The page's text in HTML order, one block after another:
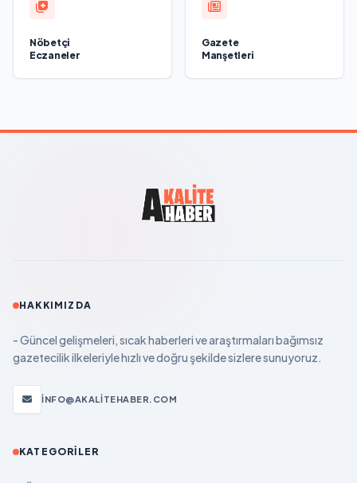
Nöbetçi
Eczaneler
Gazete
Manşetleri
HAKKIMIZDA
- Güncel gelişmeleri, sıcak haberleri ve araştırmaları bağımsız
gazetecilik ilkeleriyle hızlı ve doğru şekilde sizlere sunuyoruz.
INFO@AKALITEHABER.COM
KATEGORILER